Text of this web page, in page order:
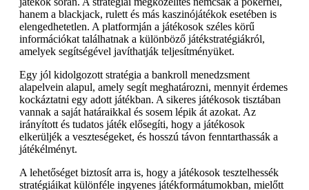
hanem a blackjack, rulett és más kaszinójátékok esetében is
elengedhetetlen. A platformján a játékosok széles körű
információkat találhatnak a különböző játékstratégiákról,
amelyek segítségével javíthatják teljesítményüket.
Egy jól kidolgozott stratégia a bankroll menedzsment
alapelvein alapul, amely segít meghatározni, mennyit érdemes
kockáztatni egy adott játékban. A sikeres játékosok tisztában
vannak a saját határaikkal és sosem lépik át azokat. Az
irányított és tudatos játék elősegíti, hogy a játékosok
elkerüljék a veszteségeket, és hosszú távon fenntarthassák a
játékélményt.
A lehetőséget biztosít arra is, hogy a játékosok tesztelhessék
stratégiáikat különféle ingyenes játékformátumokban, mielőtt